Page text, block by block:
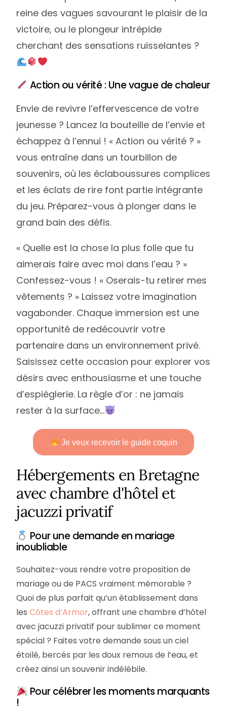
reine des vagues savourant le plaisir de la
victoire, ou le plongeur intrépide
cherchant des sensations ruisselantes ?
Action ou vérité : Une vague de chaleur
Envie de revivre l’effervescence de votre
jeunesse ? Lancez la bouteille de l’envie et
échappez à l’ennui ! « Action ou vérité ? »
vous entraîne dans un tourbillon de
souvenirs, où les éclaboussures complices
et les éclats de rire font partie intégrante
du jeu. Préparez-vous à plonger dans le
grand bain des défis.
« Quelle est la chose la plus folle que tu
aimerais faire avec moi dans l’eau ? »
Confessez-vous ! « Oserais-tu retirer mes
vêtements ? » Laissez votre imagination
vagabonder. Chaque immersion est une
opportunité de redécouvrir votre
partenaire dans un environnement privé.
Saisissez cette occasion pour explorer vos
désirs avec enthousiasme et une touche
d’espièglerie. La règle d’or : ne jamais
rester à la surface…
Je veux recevoir le guide coquin
Hébergements en Bretagne
avec chambre d'hôtel et
jacuzzi privatif
Pour une demande en mariage
inoubliable
Souhaitez-vous rendre votre proposition de
mariage ou de PACS vraiment mémorable ?
Quoi de plus parfait qu’un établissement dans
lesCôtes d’Armor, offrant une chambre d’hôtel
avec jacuzzi privatif pour sublimer ce moment
spécial ? Faites votre demande sous un ciel
étoilé, bercés par les doux remous de l’eau, et
créez ainsi un souvenir indélébile.
Pour célébrer les moments marquants
!